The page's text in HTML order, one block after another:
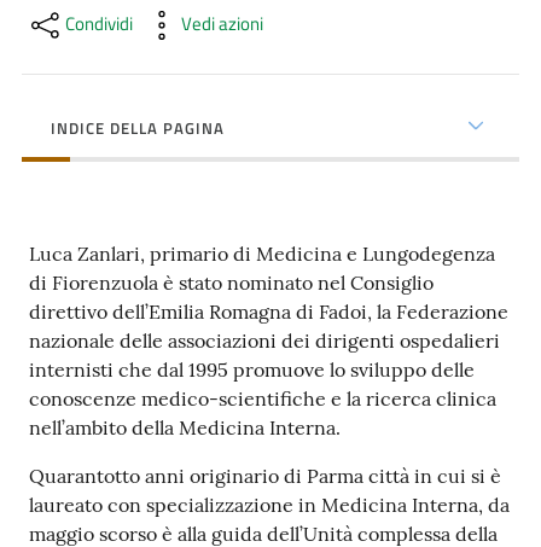
territorio
Studiare
a
Piacenza
Costruiamo
Salute
Condividi Vedi azioni
INDICE DELLA PAGINA
Luca Zanlari, primario di Medicina e Lungodegenza
di Fiorenzuola è stato nominato nel Consiglio
direttivo dell’Emilia Romagna di Fadoi, la Federazione
nazionale delle associazioni dei dirigenti ospedalieri
internisti che dal 1995 promuove lo sviluppo delle
conoscenze medico-scientifiche e la ricerca clinica
nell’ambito della Medicina Interna.
Quarantotto anni originario di Parma città in cui si è
laureato con specializzazione in Medicina Interna, da
maggio scorso è alla guida dell’Unità complessa della